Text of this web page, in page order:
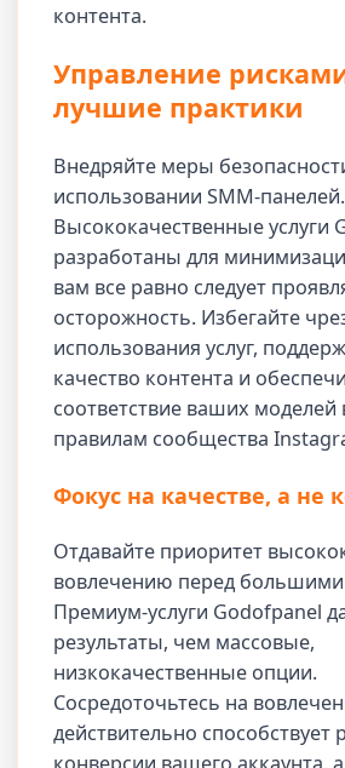
контента.
Управление
лучшие практики
Внедряйте меры
использовании SMM-панелей.
Высококачественные услуги
разработаны для
вам все равно следует
осторожность. Избегайте
использования услуг,
качество контента и
соответствие ваших моделей
правилам сообщества
Фокус на качестве, а не
Отдавайте приоритет
вовлечению перед
Премиум-услуги Godofpanel
результаты, чем массовые,
низкокачественные опции.
Сосредоточьтесь на
действительно способствует